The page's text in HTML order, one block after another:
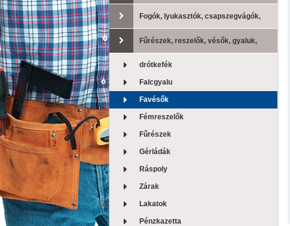
Fogók, lyukasztók, csapszegvágók,
lemezollókFűrészek, reszelők, vésők, gyaluk,
drótkefékdrótkefék
Falcgyalu
Favésők
Fémreszelők
Fűrészek
Gérládák
Ráspoly
Zárak
Lakatok
Pénzkazetta